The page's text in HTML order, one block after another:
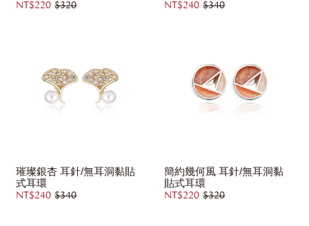
NT$220 $320 NT$240 $340
璀璨銀杏 耳針/無耳洞黏貼
式耳環
NT$240 $340
簡約幾何風 耳針/無耳洞黏
貼式耳環
NT$220 $320